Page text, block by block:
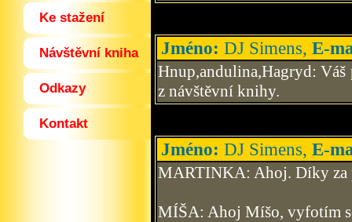
Ke stažení
Návštěvní kniha
Odkazy
Kontakt
Jméno: DJ Simens, E-
Hnup,andulina,Hagryd:
z návštěvní knihy.
Jméno: DJ Simens, E-
MARTINKA: Ahoj. Díky za
MÍŠA: Ahoj Míšo, vyfotím